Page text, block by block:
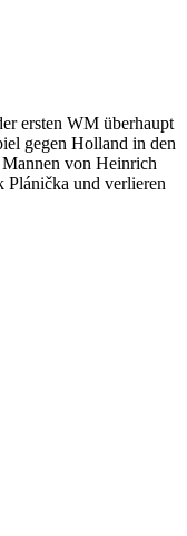
ersten WM überhaupt
gegen Holland in den
von Heinrich
Plánička und verlieren